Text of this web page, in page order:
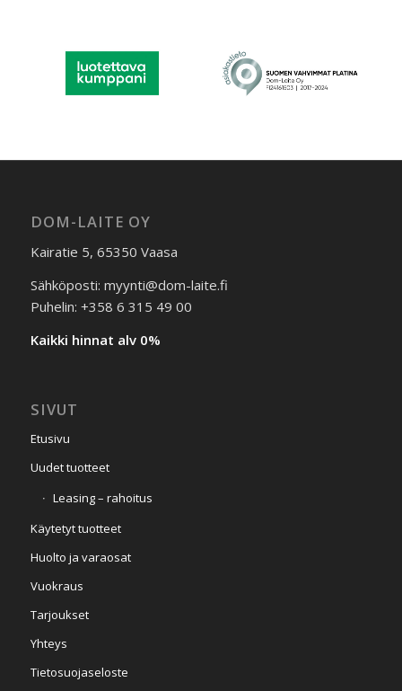
DOM-LAITE OY
Kairatie 5, 65350 Vaasa
Sähköposti: myynti@dom-laite.fi
Puhelin: +358 6 315 49 00
Kaikki hinnat alv 0%
SIVUT
Etusivu
Uudet tuotteet
Leasing – rahoitus
Käytetyt tuotteet
Huolto ja varaosat
Vuokraus
Tarjoukset
Yhteys
Tietosuojaseloste